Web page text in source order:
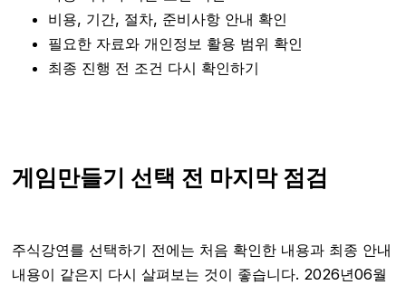
비용, 기간, 절차, 준비사항 안내 확인
필요한 자료와 개인정보 활용 범위 확인
최종 진행 전 조건 다시 확인하기
게임만들기 선택 전 마지막 점검
주식강연를 선택하기 전에는 처음 확인한 내용과 최종 안내
내용이 같은지 다시 살펴보는 것이 좋습니다. 2026년06월